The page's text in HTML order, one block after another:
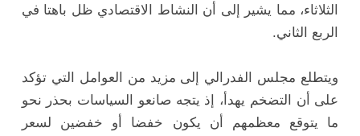
الثلاثاء، مما يشير إلى أن النشاط الاقتصادي ظل باهتا في
الربع الثاني.
ويتطلع مجلس الفدرالي إلى مزيد من العوامل التي تؤكد
على أن التضخم يهدأ، إذ يتجه صانعو السياسات بحذر نحو
ما يتوقع معظمهم أن يكون خفضا أو خفضين لسعر